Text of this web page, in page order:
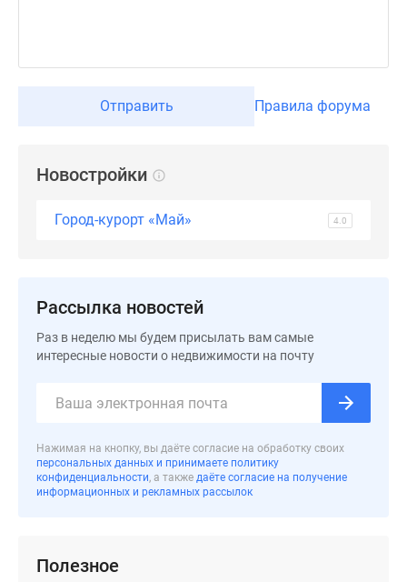
ипотека
Новой
Москве
Готовые
коттеджные
поселки
Коттеджные
Отправить Правила форума
Новостройки
Город-курорт «Май» 4.0
Рассылка новостей
Раз в неделю мы будем присылать вам самые
интересные новости о недвижимости на почту
Нажимая на кнопку, вы даёте согласие на обработку своих
персональных данных и принимаете политику
конфиденциальности, а также даёте согласие на получение
информационных и рекламных рассылок
Полезное